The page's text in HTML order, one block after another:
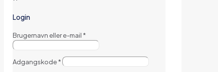
Login
Brugernavn eller e-mail *
Adgangskode*